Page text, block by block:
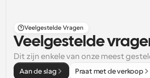
Veelgestelde Vragen
Veelgestelde
Dit zijn enkele van onze meest
Aan de slag Praat met de verkoop